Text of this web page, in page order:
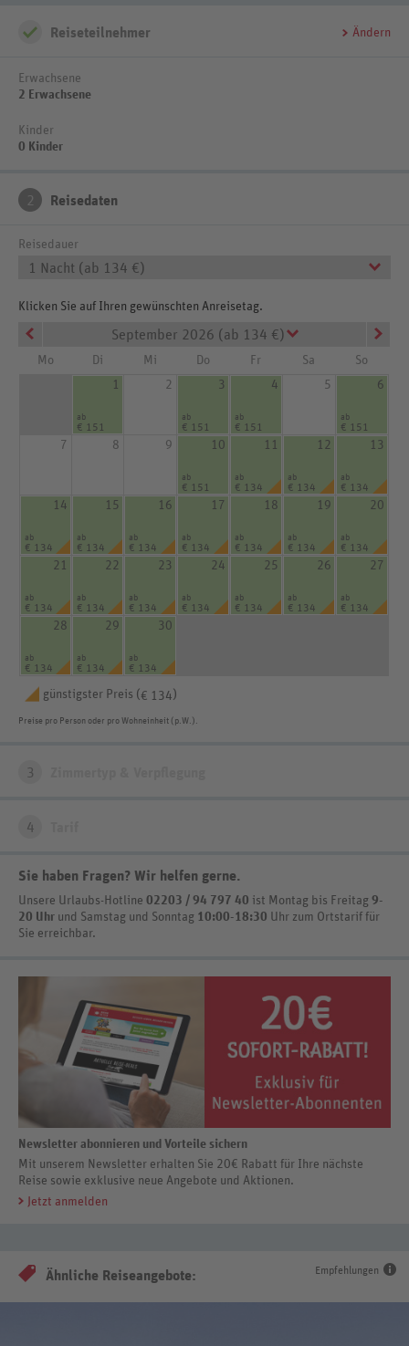
Sesseln und Playstation
Reiseteilnehmer Ändern
Erwachsene
2 Erwachsene
Kinder
0 Kinder
2 Reisedaten
Reisedauer
1 Nacht (ab 134 €)
Klicken Sie auf Ihren gewünschten Anreisetag.
September 2026 (ab 134 €)
Mo Di Mi Do Fr Sa
So
1
ab
€ 151
2 3
ab
€ 151
4
ab
€ 151
5 6
ab
€ 151
7 8 9 10
ab
€ 151
11
ab
€ 134
12
ab
€ 134
13
ab
€ 134
14
ab
€ 134
15
ab
€ 134
16
ab
€ 134
17
ab
€ 134
18
ab
€ 134
19
ab
€ 134
20
ab
€ 134
21
ab
€ 134
22
ab
€ 134
23
ab
€ 134
24
ab
€ 134
25
ab
€ 134
26
ab
€ 134
27
ab
€ 134
28
ab
€ 134
29
ab
€ 134
30
ab
€ 134
günstigster Preis ( € 134 )
Preise pro Person oder pro Wohneinheit (p.W.).
3
4
Sie haben Fragen? Wir helfen gerne.
Unsere Urlaubs-Hotline 02203 / 94 797 40 ist Montag bis Freitag 9-
20 Uhr und Samstag und Sonntag 10:00-18:30 Uhr zum Ortstarif für
Sie erreichbar.
Newsletter abonnieren und Vorteile sichern
Mit unserem Newsletter erhalten Sie 20€ Rabatt für Ihre nächste
Reise sowie exklusive neue Angebote und Aktionen.
Jetzt anmelden
Empfehlungen
Ähnliche Reiseangebote: